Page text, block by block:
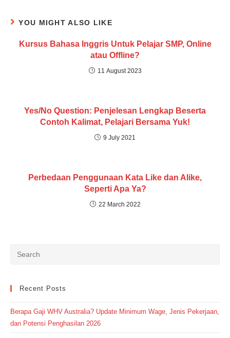
YOU MIGHT ALSO LIKE
Kursus Bahasa Inggris Untuk Pelajar SMP, Online
atau Offline?
11 August 2023
Yes/No Question: Penjelesan Lengkap Beserta
Contoh Kalimat, Pelajari Bersama Yuk!
9 July 2021
Perbedaan Penggunaan Kata Like dan Alike,
Seperti Apa Ya?
22 March 2022
Recent Posts
Berapa Gaji WHV Australia? Update Minimum Wage, Jenis Pekerjaan,
dan Potensi Penghasilan 2026